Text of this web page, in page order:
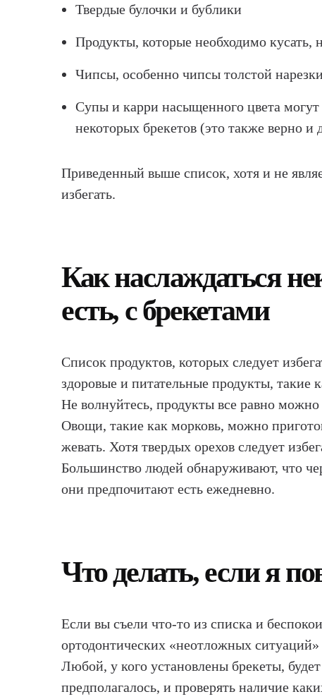
Твердые булочки и бублики
Продукты, которые необходимо кусать,
Чипсы, особенно чипсы толстой
Супы и карри насыщенного цвета могут
некоторых брекетов (это также верно и
Приведенный выше список, хотя и не
избегать.
Как наслаждаться
есть, с брекетами
Список продуктов, которых следует
здоровые и питательные продукты, такие
Не волнуйтесь, продукты все равно
Овощи, такие как морковь, можно
жевать. Хотя твердых орехов следует
Большинство людей обнаруживают, что
они предпочитают есть ежедневно.
Что делать, если я
Если вы съели что-то из списка и
ортодонтических «неотложных
Любой, у кого установлены брекеты,
предполагалось, и проверять наличие